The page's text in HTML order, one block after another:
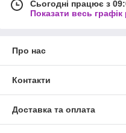
Сьогодні працює з
Показати весь графік
Про нас
Контакти
Доставка та оплата